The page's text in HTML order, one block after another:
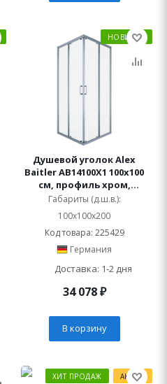
НОВИНКА
Душевой уголок Alex
Baitler AB14100X1 100х100
см, профиль хром,
стекло прозрачное
Габариты (д.ш.в.):
100x100x200
Код товара: 225429
Германия
Доставка: 1-2 дня
34 078₽
В корзину
ХИТ ПРОДАЖ АКЦИЯ